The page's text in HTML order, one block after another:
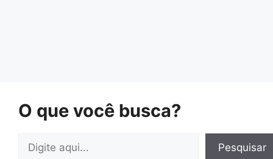
O que você busca?
Pesquisar Pesquisar